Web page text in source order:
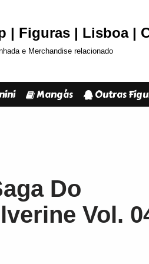
| Figuras | Lisboa |
e Merchandise relacionado
Mangás Outras
Do
Vol.